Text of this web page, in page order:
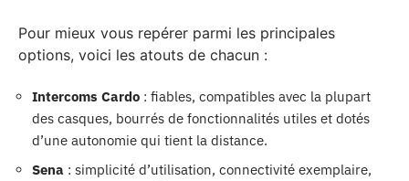
Pour mieux vous repérer parmi les principales
options, voici les atouts de chacun :
Intercoms Cardo : fiables, compatibles avec la plupart
des casques, bourrés de fonctionnalités utiles et dotés
d’une autonomie qui tient la distance.
Sena : simplicité d’utilisation, connectivité exemplaire,